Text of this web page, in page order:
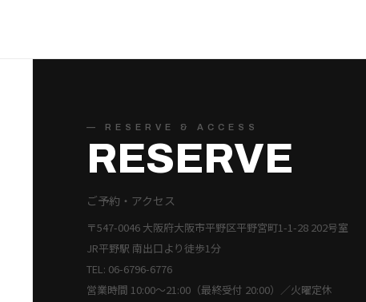
— RESERVE & ACCESS
RESERVE
ご予約・アクセス
〒547-0046 大阪府大阪市平野区平野宮町1-1-28 202号室
JR平野駅 南出口より徒歩1分
TEL: 06-6796-6776
営業時間 10:00〜21:00（最終受付 20:00）／火曜定休